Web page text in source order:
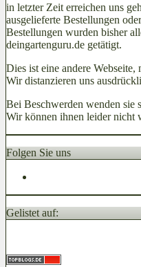
in letzter Zeit erreichen uns
ausgelieferte Bestellungen
Bestellungen wurden bisher
deingartenguru.de getätigt.
Dies ist eine andere
Wir distanzieren uns
Bei Beschwerden wenden sie
Wir können ihnen leider nicht
Folgen Sie uns
Gelistet auf: